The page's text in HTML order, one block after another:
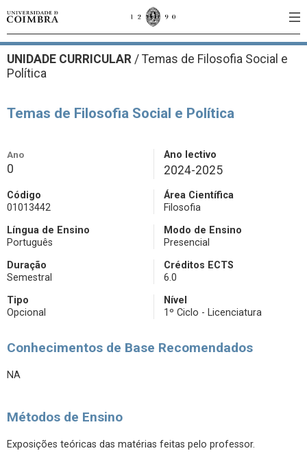
UNIDADE CURRICULAR / Temas de Filosofia Social e
Política
Temas de Filosofia Social e Política
Ano
0
Ano lectivo
2024-2025
Código
01013442
Área Científica
Filosofia
Língua de Ensino
Português
Modo de Ensino
Presencial
Duração
Semestral
Créditos ECTS
6.0
Tipo
Opcional
Nível
1º Ciclo - Licenciatura
Conhecimentos de Base Recomendados
NA
Métodos de Ensino
Exposições teóricas das matérias feitas pelo professor.